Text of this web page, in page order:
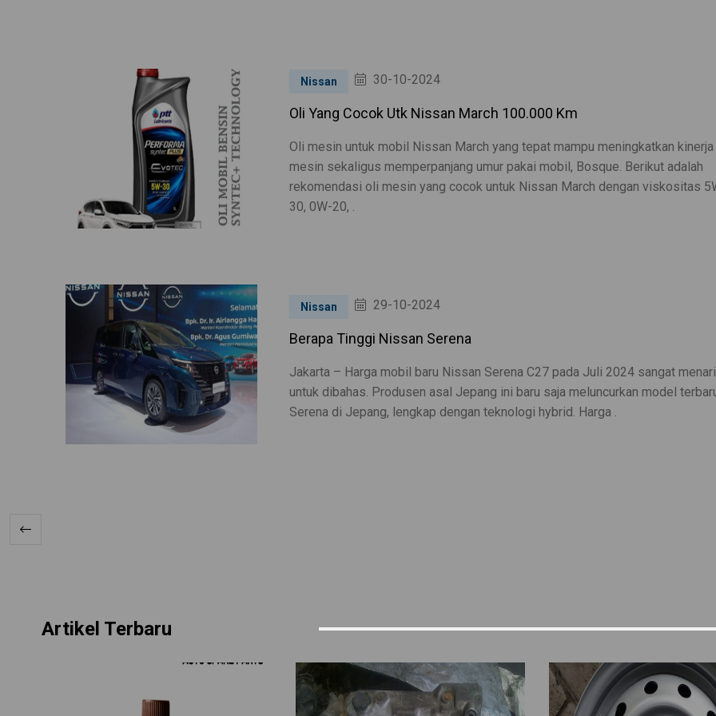
Nissan 30-10-2024
Oli Yang Cocok Utk Nissan March 100.000 Km
Oli mesin untuk mobil Nissan March yang tepat mampu meningkatkan kinerja
mesin sekaligus memperpanjang umur pakai mobil, Bosque. Berikut adalah
rekomendasi oli mesin yang cocok untuk Nissan March dengan viskositas
30, 0W-20, .
Nissan 29-10-2024
Berapa Tinggi Nissan Serena
Jakarta – Harga mobil baru Nissan Serena C27 pada Juli 2024 sangat
untuk dibahas. Produsen asal Jepang ini baru saja meluncurkan model
Serena di Jepang, lengkap dengan teknologi hybrid. Harga .
Artikel Terbaru